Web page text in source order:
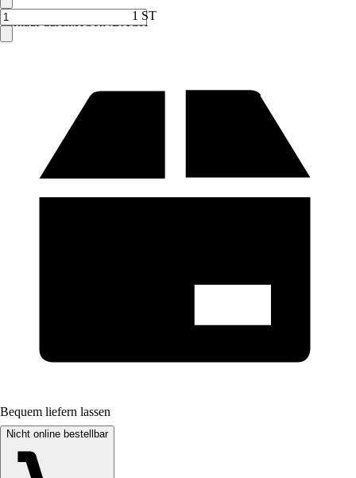
Verkauf durch:HORNBACH
1 ST
Bequem liefern lassen
Nicht online bestellbar